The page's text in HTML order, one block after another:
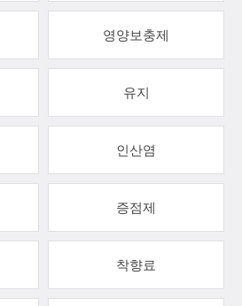
영양보충제
유지
인산염
증점제
착향료